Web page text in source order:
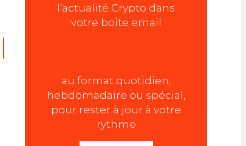
l’actualité Crypto dans
votre boite email
au format quotidien,
hebdomadaire ou spécial,
pour rester à jour à votre
rythme